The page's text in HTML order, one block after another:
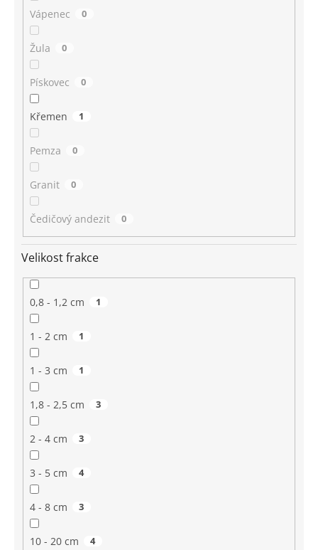
Vápenec 0
Žula 0
Pískovec 0
Křemen 1
Pemza 0
Granit 0
Čedičový andezit 0
Velikost frakce
0,8 - 1,2 cm 1
1 - 2 cm 1
1 - 3 cm 1
1,8 - 2,5 cm 3
2 - 4 cm 3
3 - 5 cm 4
4 - 8 cm 3
10 - 20 cm 4